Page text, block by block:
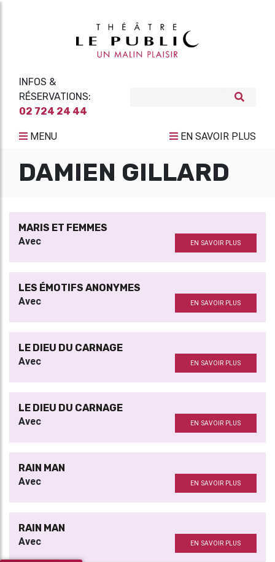
INFOS &
RÉSERVATIONS:
02 724 24 44
MENU EN SAVOIR PLUS
DAMIEN GILLARD
MARIS ET FEMMES
Avec EN SAVOIR PLUS
LES ÉMOTIFS ANONYMES
Avec EN SAVOIR PLUS
LE DIEU DU CARNAGE
Avec EN SAVOIR PLUS
LE DIEU DU CARNAGE
Avec EN SAVOIR PLUS
RAIN MAN
Avec EN SAVOIR PLUS
RAIN MAN
Avec EN SAVOIR PLUS